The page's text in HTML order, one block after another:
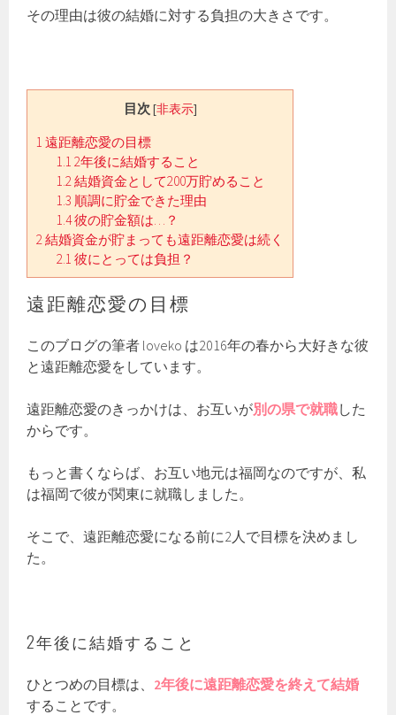
その理由は彼の結婚に対する負担の大きさです。
目次 [非表示]
1 遠距離恋愛の目標
1.1 2年後に結婚すること
1.2 結婚資金として200万貯めること
1.3 順調に貯金できた理由
1.4彼の貯金額は…？
2 結婚資金が貯まっても遠距離恋愛は続く
2.1 彼にとっては負担？
遠距離恋愛の目標
このブログの筆者 loveko は2016年の春から大好きな彼
と遠距離恋愛をしています。
遠距離恋愛のきっかけは、お互いが別の県で就職した
からです。
もっと書くならば、お互い地元は福岡なのですが、私
は福岡で彼が関東に就職しました。
そこで、遠距離恋愛になる前に2人で目標を決めまし
た。
2年後に結婚すること
ひとつめの目標は、 2年後に遠距離恋愛を終えて結婚
することです。